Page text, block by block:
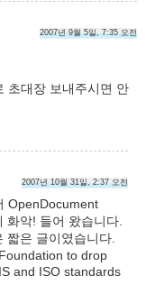
2007년 9월 5일, 7:35 오전
초대장 보내주시면 안
2007년 10월 31일, 2:37 오전
OpenDocument
화악! 들어 왔습니다.
짧은 글이였습니다.
to drop
and ISO standards